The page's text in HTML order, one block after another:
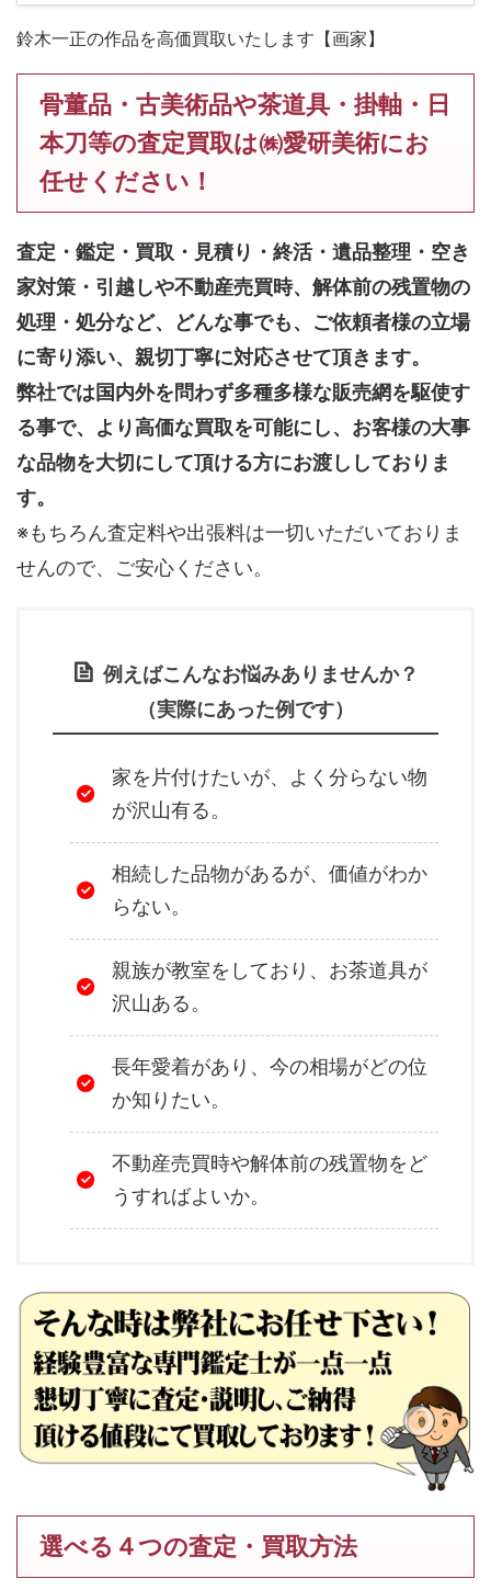
鈴木一正の作品を高価買取いたします【画家】
骨董品・古美術品や茶道具・掛軸・日
本刀等の査定買取は㈱愛研美術にお
任せください！
査定・鑑定・買取・見積り・終活・遺品整理・空き
家対策・引越しや不動産売買時、解体前の残置物の
処理・処分など、どんな事でも、 ご依頼者様の立場
に寄り添い、親切丁寧に対応させて頂きます。
弊社では国内外を問わず多種多様な販売網を駆使す
る事で、より高価な買取を可能にし、お客様の大事
な品物を大切にして頂ける方にお渡ししておりま
す。
※もちろん査定料や出張料は一切いただいておりま
せんので、ご安心ください。
例えばこんなお悩みありませんか？
（実際にあった例です）
家を片付けたいが、よく分らない物
が沢山有る。
相続した品物があるが、価値がわか
らない。
親族が教室をしており、お茶道具が
沢山ある。
長年愛着があり、今の相場がどの位
か知りたい。
不動産売買時や解体前の残置物をど
うすればよいか。
選べる４つの査定・買取方法